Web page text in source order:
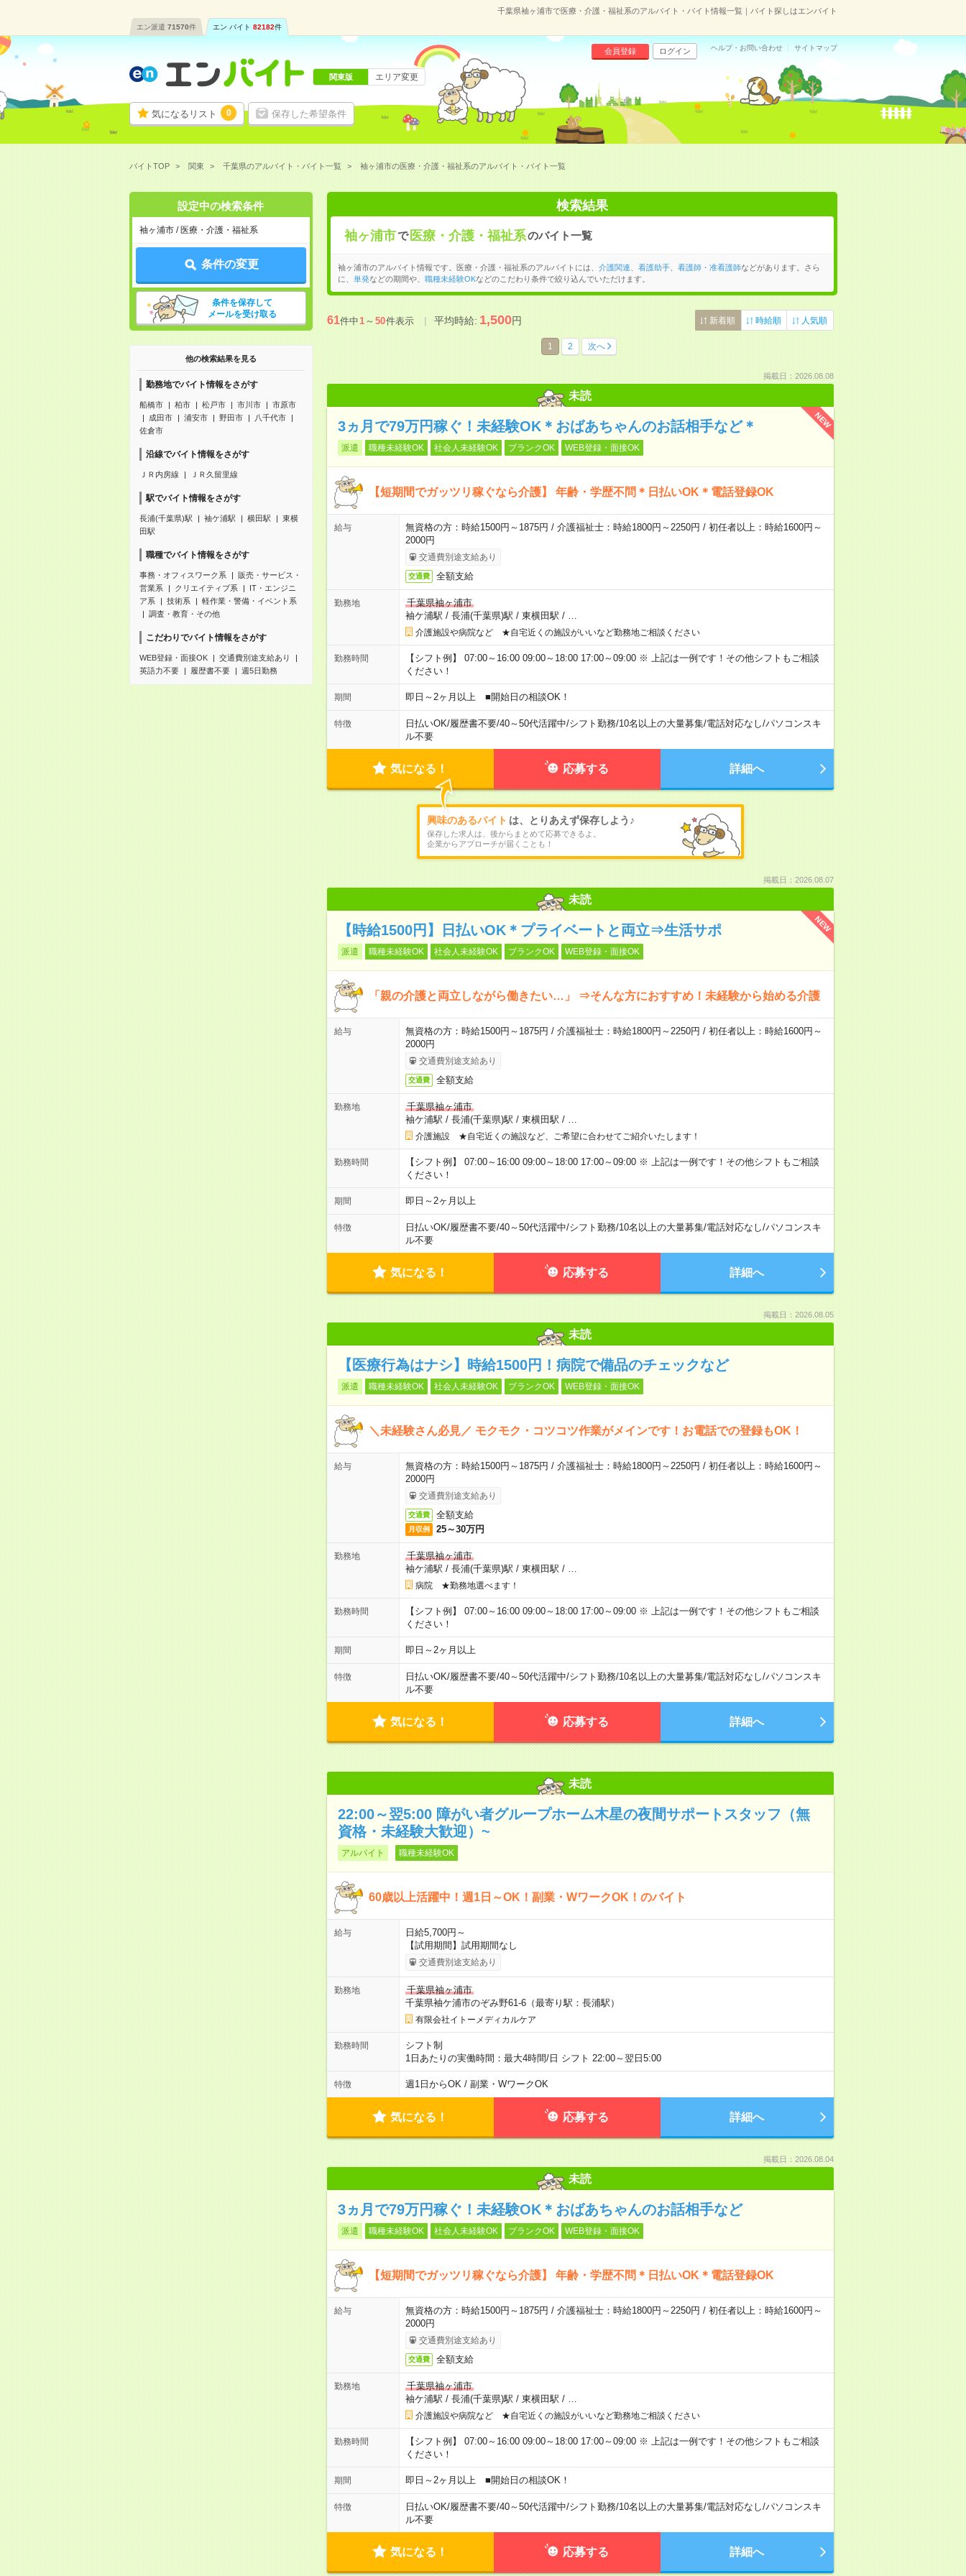
千葉県袖ヶ浦市で医療・介護・福祉系のアルバイト・バイト情報一覧｜バイト探しはエンバイト
エン派遣 71570件 エン バイト 82182件
気になるリスト 0 保存した希望条件
会員登録 ログイン ヘルプ・お問い合わせ サイトマップ
関東版 エリア変更
バイトTOP 関東 千葉県のアルバイト・バイト一覧 袖ヶ浦市の医療・介護・福祉系のアルバイト・バイト一覧
設定中の検索条件
袖ヶ浦市 / 医療・介護・福祉系
条件の変更
条件を保存して
メールを受け取る
他の検索結果を見る
勤務地でバイト情報をさがす
船橋市 柏市 松戸市 市川市
市原市
成田市
浦安市 野田市
八千代市
佐倉市
沿線でバイト情報をさがす
ＪＲ内房線 ＪＲ久留里線
駅でバイト情報をさがす
長浦(千葉県)駅 袖ケ浦駅 横田駅
東横
田駅
職種でバイト情報をさがす
事務・オフィスワーク系
販売・サービス・
営業系
クリエイティブ系
IT・エンジニ
ア系
技術系
軽作業・警備・イベント系
調査・教育・その他
こだわりでバイト情報をさがす
WEB登録・面接OK
交通費別途支給あり
英語力不要
履歴書不要 週5日勤務
検索結果
袖ヶ浦市で 医療・介護・福祉系のバイト一覧
袖ヶ浦市のアルバイト情報です。医療・介護・福祉系のアルバイトには、 介護関連 看護助手、 看護師・准看護師などがあります。さら
に、
単発などの期間や、 職種未経験OKなどのこだわり条件で絞り込んでいただけます。
61件中1～50件表示 平均時給:1,500円 新着順 時給順 人気順
1 2 次へ
掲載日：2026.08.08
未読
NEW
3ヵ月で79万円稼ぐ！未経験OK＊おばあちゃんのお話相手など＊
派遣 職種未経験OK 社会人未経験OK ブランクOK WEB登録・面接OK
【短期間でガッツリ稼ぐなら介護】 年齢・学歴不問＊日払いOK＊電話登録OK
給与
無資格の方：時給1500円～1875円 / 介護福祉士：時給1800円～2250円 / 初任者以上：時給1600円～
2000円
交通費別途支給あり
交通費 全額支給
勤務地
千葉県袖ヶ浦市
袖ケ浦駅 / 長浦(千葉県)駅 / 東横田駅 /
介護施設や病院など ★自宅近くの施設がいいなど勤務地ご相談ください
勤務時間
【シフト例】 07:00～16:00 09:00～18:00 17:00～09:00 ※ 上記は一例です！その他シフトもご相談
ください！
期間 即日～2ヶ月以上 ■開始日の相談OK！
特徴 日払いOK/履歴書不要/40～50代活躍中/シフト勤務/10名以上の大量募集/電話対応なし/パソコンスキ
ル不要
気になる！ 応募する 詳細へ
興味のあるバイト は、とりあえず保存しよう♪
保存した求人は、後からまとめて応募できるよ。
企業からアプローチが届くことも！
掲載日：2026.08.07
未読
NEW
【時給1500円】日払いOK＊プライベートと両立⇒生活サポ
派遣 職種未経験OK 社会人未経験OK ブランクOK WEB登録・面接OK
「親の介護と両立しながら働きたい…」 ⇒そんな方におすすめ！未経験から始める介護
給与
無資格の方：時給1500円～1875円 / 介護福祉士：時給1800円～2250円 / 初任者以上：時給1600円～
2000円
交通費別途支給あり
交通費 全額支給
勤務地
千葉県袖ヶ浦市
袖ケ浦駅 / 長浦(千葉県)駅 / 東横田駅 /
介護施設 ★自宅近くの施設など、ご希望に合わせてご紹介いたします！
勤務時間
【シフト例】 07:00～16:00 09:00～18:00 17:00～09:00 ※ 上記は一例です！その他シフトもご相談
ください！
期間 即日～2ヶ月以上
特徴 日払いOK/履歴書不要/40～50代活躍中/シフト勤務/10名以上の大量募集/電話対応なし/パソコンスキ
ル不要
気になる！ 応募する 詳細へ
掲載日：2026.08.05
未読
【医療行為はナシ】時給1500円！病院で備品のチェックなど
派遣 職種未経験OK 社会人未経験OK ブランクOK WEB登録・面接OK
＼未経験さん必見／ モクモク・コツコツ作業がメインです！お電話での登録もOK！
給与
無資格の方：時給1500円～1875円 / 介護福祉士：時給1800円～2250円 / 初任者以上：時給1600円～
2000円
交通費別途支給あり
交通費 全額支給
月収例 25～30万円
勤務地
千葉県袖ヶ浦市
袖ケ浦駅 / 長浦(千葉県)駅 / 東横田駅 /
病院 ★勤務地選べます！
勤務時間
【シフト例】 07:00～16:00 09:00～18:00 17:00～09:00 ※ 上記は一例です！その他シフトもご相談
ください！
期間 即日～2ヶ月以上
特徴 日払いOK/履歴書不要/40～50代活躍中/シフト勤務/10名以上の大量募集/電話対応なし/パソコンスキ
ル不要
気になる！ 応募する 詳細へ
未読
22:00～翌5:00 障がい者グループホーム木星の夜間サポートスタッフ（無
資格・未経験大歓迎）~
アルバイト 職種未経験OK
60歳以上活躍中！週1日～OK！副業・WワークOK！のバイト
給与
日給5,700円～
【試用期間】試用期間なし
交通費別途支給あり
勤務地
千葉県袖ヶ浦市
千葉県袖ケ浦市のぞみ野61-6（最寄り駅：長浦駅）
有限会社イトーメディカルケア
勤務時間
シフト制
1日あたりの実働時間：最大4時間/日 シフト 22:00～翌日5:00
特徴 週1日からOK / 副業・WワークOK
気になる！ 応募する 詳細へ
掲載日：2026.08.04
未読
3ヵ月で79万円稼ぐ！未経験OK＊おばあちゃんのお話相手など
派遣 職種未経験OK 社会人未経験OK ブランクOK WEB登録・面接OK
【短期間でガッツリ稼ぐなら介護】 年齢・学歴不問＊日払いOK＊電話登録OK
給与
無資格の方：時給1500円～1875円 / 介護福祉士：時給1800円～2250円 / 初任者以上：時給1600円～
2000円
交通費別途支給あり
交通費 全額支給
勤務地
千葉県袖ヶ浦市
袖ケ浦駅 / 長浦(千葉県)駅 / 東横田駅 /
介護施設や病院など ★自宅近くの施設がいいなど勤務地ご相談ください
勤務時間
【シフト例】 07:00～16:00 09:00～18:00 17:00～09:00 ※ 上記は一例です！その他シフトもご相談
ください！
期間 即日～2ヶ月以上 ■開始日の相談OK！
特徴 日払いOK/履歴書不要/40～50代活躍中/シフト勤務/10名以上の大量募集/電話対応なし/パソコンスキ
ル不要
気になる！ 応募する 詳細へ